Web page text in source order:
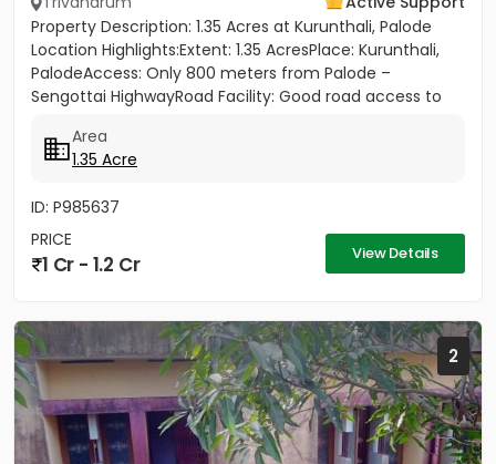
Property Description: 1.35 Acres at Kurunthali, Palode
Location Highlights:Extent: 1.35 AcresPlace: Kurunthali,
PalodeAccess: Only 800 meters from Palode –
Sengottai HighwayRoad Facility: Good road access to
Area
1.35 Acre
ID: P985637
PRICE
1 Cr - 1.2 Cr View Details
2